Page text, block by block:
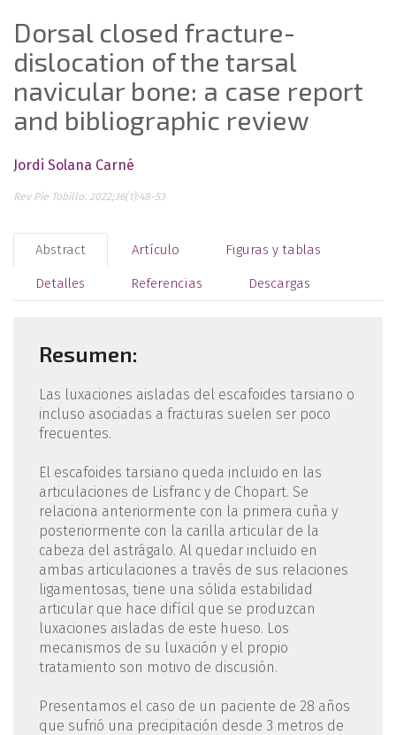
Dorsal closed fracture-
dislocation of the tarsal
navicular bone: a case report
and bibliographic review
Jordi Solana Carné
Rev Pie Tobillo. 2022;36(1):48-53
Abstract Artículo Figuras y tablas
Detalles Referencias Descargas
Resumen:
Las luxaciones aisladas del escafoides tarsiano o
incluso asociadas a fracturas suelen ser poco
frecuentes.
El escafoides tarsiano queda incluido en las
articulaciones de Lisfranc y de Chopart. Se
relaciona anteriormente con la primera cuña y
posteriormente con la carilla articular de la
cabeza del astrágalo. Al quedar incluido en
ambas articulaciones a través de sus relaciones
ligamentosas, tiene una sólida estabilidad
articular que hace difícil que se produzcan
luxaciones aisladas de este hueso. Los
mecanismos de su luxación y el propio
tratamiento son motivo de discusión.
Presentamos el caso de un paciente de 28 años
que sufrió una precipitación desde 3 metros de